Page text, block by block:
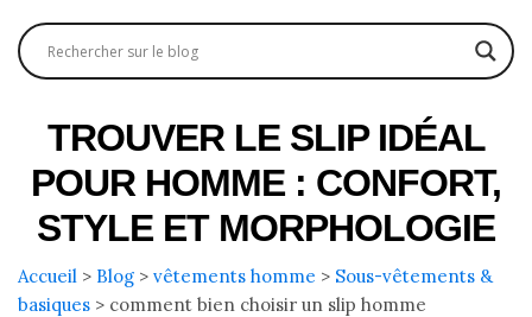
TROUVER LE SLIP IDÉAL
POUR HOMME : CONFORT,
STYLE ET MORPHOLOGIE
Accueil > Blog > vêtements homme > Sous-vêtements &
basiques > comment bien choisir un slip homme